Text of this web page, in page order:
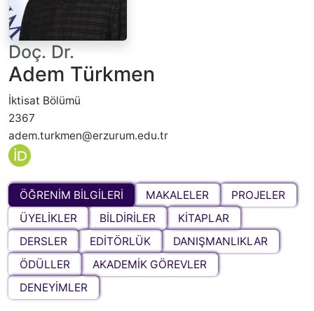
Doç. Dr.
Adem Türkmen
İktisat Bölümü
2367
adem.turkmen@erzurum.edu.tr
ÖĞRENİM BİLGİLERİ MAKALELER
PROJELER
ÜYELİKLER
BİLDİRİLER
KİTAPLAR
DERSLER
EDİTÖRLÜK
DANIŞMANLIKLAR
ÖDÜLLER
AKADEMİK GÖREVLER
DENEYİMLER